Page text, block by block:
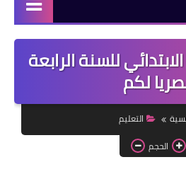
دورات مجانية
كورسات مجانية
منح دراسية
مقالات مفيدة
تعلم اللغات
للسنة الرابعة
لكم
التعليم
الحجم